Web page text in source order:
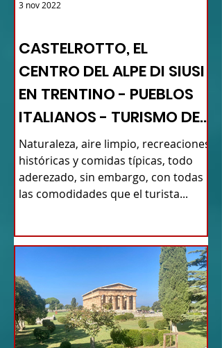
CASTELROTTO, EL
CENTRO DEL ALPE DI SIUSI
EN TRENTINO - PUEBLOS
ITALIANOS - TURISMO DE
RAÍCES
Naturaleza, aire limpio, recreaciones
históricas y comidas típicas, todo
aderezado, sin embargo, con todas
las comodidades que el turista...
3 nov 2022